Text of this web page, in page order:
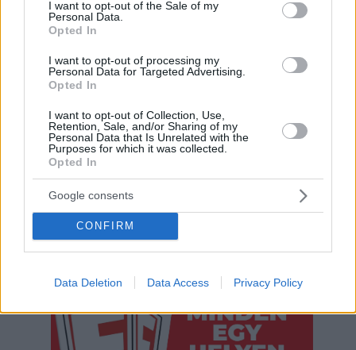
I want to opt-out of the Sale of my
Personal Data.
Opted In
I want to opt-out of processing my
Personal Data for Targeted Advertising.
Opted In
I want to opt-out of Collection, Use,
Retention, Sale, and/or Sharing of my
Personal Data that Is Unrelated with the
Purposes for which it was collected.
Opted In
Google consents
CONFIRM
Data Deletion Data Access Privacy Policy
Hirdetés